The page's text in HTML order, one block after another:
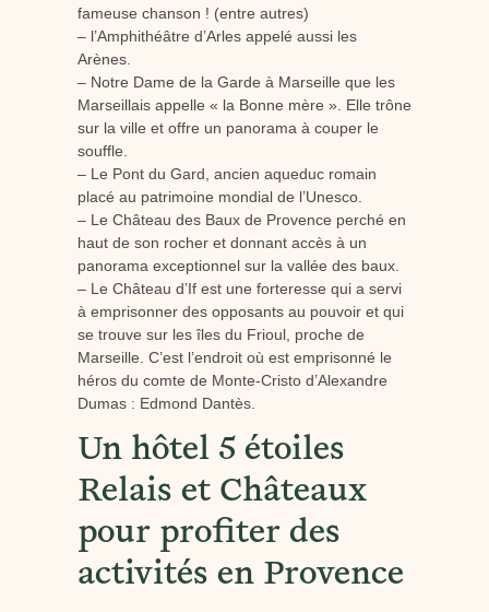
fameuse chanson ! (entre autres)
– l’Amphithéâtre d’Arles appelé aussi les
Arènes.
– Notre Dame de la Garde à Marseille que les
Marseillais appelle « la Bonne mère ». Elle trône
sur la ville et offre un panorama à couper le
souffle.
– Le Pont du Gard, ancien aqueduc romain
placé au patrimoine mondial de l’Unesco.
– Le Château des Baux de Provence perché en
haut de son rocher et donnant accès à un
panorama exceptionnel sur la vallée des baux.
– Le Château d’If est une forteresse qui a servi
à emprisonner des opposants au pouvoir et qui
se trouve sur les îles du Frioul, proche de
Marseille. C’est l’endroit où est emprisonné le
héros du comte de Monte-Cristo d’Alexandre
Dumas : Edmond Dantès.
Un hôtel 5 étoiles
Relais et Châteaux
pour profiter des
activités en Provence